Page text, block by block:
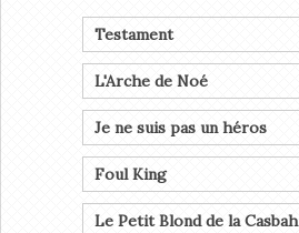
Testament
L'Arche de Noé
Je ne suis pas un héros
Foul King
Le Petit Blond de la Casbah